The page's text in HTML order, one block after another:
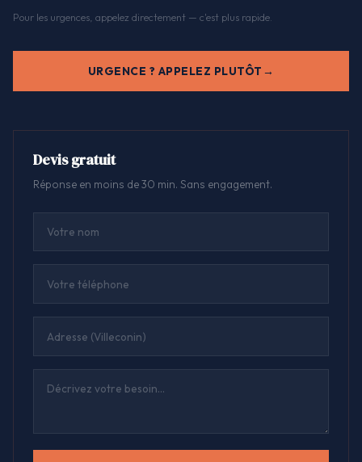
Pour les urgences, appelez directement — c'est plus rapide.
URGENCE ? APPELEZ PLUTÔT
Devis gratuit
Réponse en moins de 30 min. Sans engagement.